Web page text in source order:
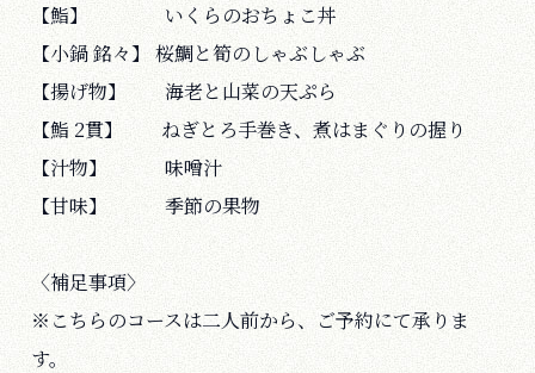
【鮨】 いくらのおちょこ丼
【小鍋 銘々】 桜鯛と筍のしゃぶしゃぶ
【揚げ物】 海老と山菜の天ぷら
【鮨 2貫】 ねぎとろ手巻き、煮はまぐりの握り
【汁物】 味噌汁
【甘味】 季節の果物
〈補足事項〉
※こちらのコースは二人前から、ご予約にて承りま
す。